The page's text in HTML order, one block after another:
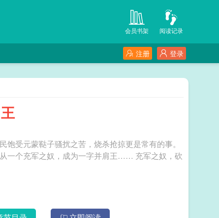
阅读记录
会员书架
登录
注册
受元蒙鞑子骚扰之苦，烧杀抢掠更是常有的事。
军之奴，成为一字并肩王…… 充军之奴，砍